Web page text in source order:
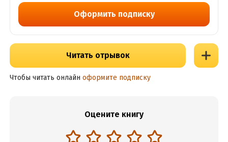
Оформить подписку
Читать отрывок
Чтобы читать онлайн оформите подписку
Оцените книгу